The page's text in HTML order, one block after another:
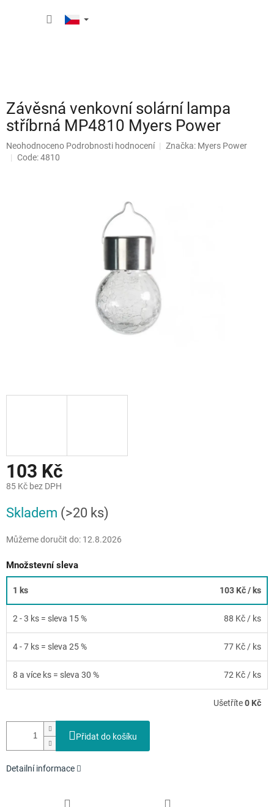
Závěsná venkovní solární lampa
stříbrná MP4810 Myers Power
Průměrné
hodnocení
Neohodnoceno Podrobnosti hodnocení Značka: Myers Power
Code: 4810
103 Kč
85 Kč bez DPH
cena:
Skladem (>20 ks)
Můžeme doručit do: 12.8.2026
Množstevní sleva
1 ks 103 Kč/ ks
2 - 3 ks = sleva 15 % 88 Kč / ks
4 - 7 ks = sleva 25 % 77 Kč / ks
8 a více ks = sleva 30 % 72 Kč / ks
Ušetříte0 Kč
Přidat do košíku
Detailní informace